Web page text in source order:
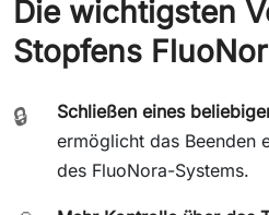
Die wichtigsten
Stopfens
🔒 Schließen eines
ermöglicht das Beenden
des FluoNora-Systems.